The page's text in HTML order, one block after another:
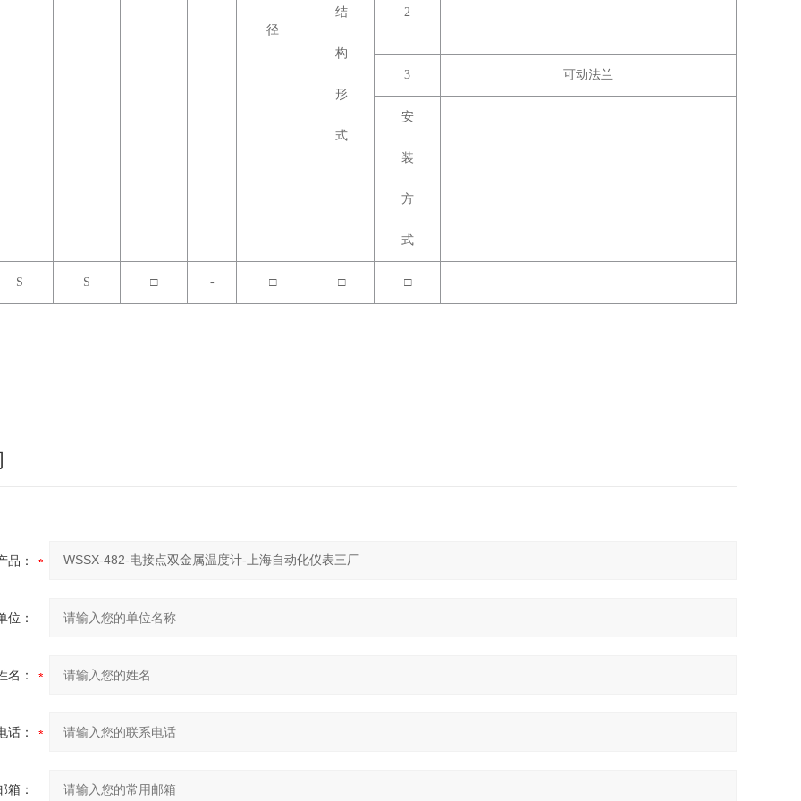
径
结
构
形
式
2
3 可动法兰
安
装
方
式
S S □ - □ □ □
品：
位：
名：
话：
箱：